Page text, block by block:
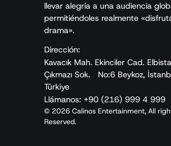
llevar alegría a una audiencia
permitiéndoles realmente
drama».
Dirección:
Kavacık Mah. Ekinciler Cad.
Çıkmazı Sok. No:6 Beykoz,
Türkiye
Llámanos: +90 (216) 999 4 999
© 2026 Calinos Entertainment, All
Reserved.